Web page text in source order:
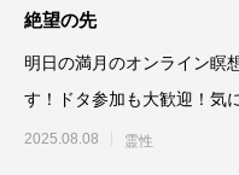
絶望の先
明日の満月のオンライン瞑
す！ドタ参加も大歓迎！気
ンライン瞑想会
2025.08.08 霊性